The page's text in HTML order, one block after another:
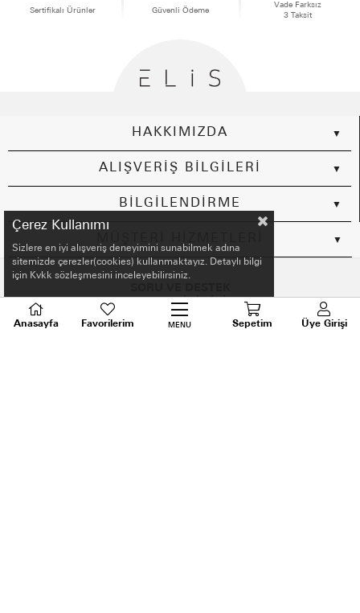
Sertifikalı Ürünler Güvenli Ödeme
Vade Farksız
3 Taksit
HAKKIMIZDA
ALIŞVERİŞ BİLGİLERİ
BİLGİLENDİRME
TALEPLERİNİZ İÇİN
BİZİ ARAYIN
Çerez Kullanımı
Sizlere en iyi alışveriş deneyimini sunabilmek adına
sitemizde çerezler(cookies) kullanmaktayız. Detaylı bilgi
için Kvkk sözleşmesini inceleyebilirsiniz.
Anasayfa Favorilerim MENU Sepetim Üye Girişi